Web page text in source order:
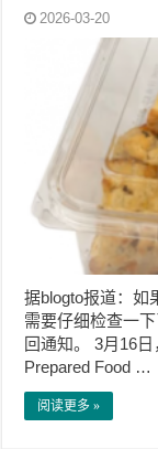
2026-03-20
据blogto报道：如
需要仔细检查一
回通知。 3月16
Prepared Food …
阅读更多 »